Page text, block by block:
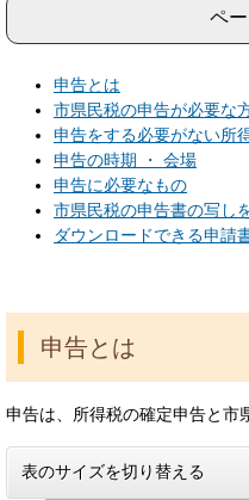
ペ
申告とは
市県民税の申告が必要な
申告をする必要がない所
申告の時期 ・ 会場
申告に必要なもの
市県民税の申告書の写し
ダウンロードできる申請
申告とは
申告は、所得税の確定申告と市
表のサイズを切り替える